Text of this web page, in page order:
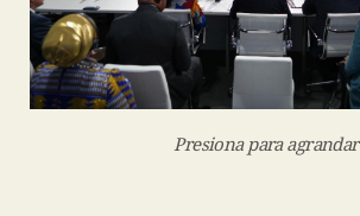
Presiona para agrandar